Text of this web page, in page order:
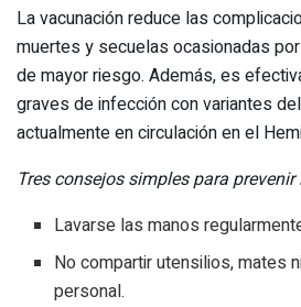
La vacunación reduce las
muertes y secuelas ocasionadas
de mayor riesgo. Además, es
graves de infección con variantes
actualmente en circulación en el
Tres consejos simples para prevenir
Lavarse las manos
No compartir utensilios, mates
personal.